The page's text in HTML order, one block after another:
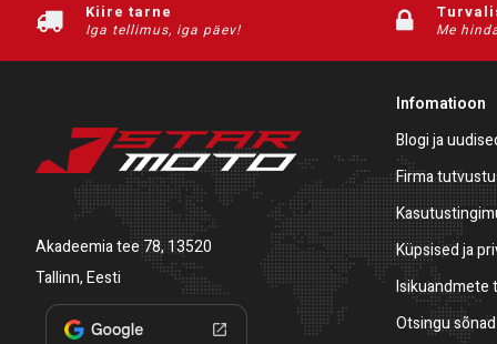
Kiire tarne
Iga tellimus, iga päev! Me
Akadeemia tee 78, 13520
Tallinn, Eesti
Infomatioon
Blogi ja
Firma
Küpsised ja
Isikuandmete
Otsingu sõnad